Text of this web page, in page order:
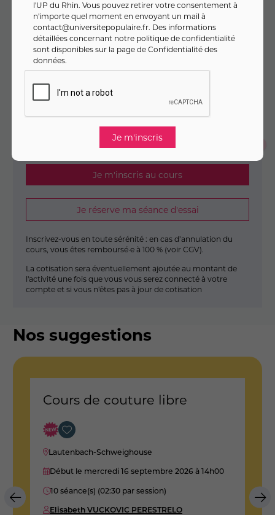
soit8,52€ / heure
PAIEMENT FRACTIONNÉ
Dès71 00 €
Montant total :
Je m'inscris en un seul clic
Je m'inscris au cours
Je réserve ma séance d'essai
Inscrivez-vous en toute sérénité : en cas d’annulation du
cours, vous êtes remboursé·e à 100 % (voir CGV).
La cotisation sera éventuellement ajoutée au montant de
l'activité une fois que vous vous serez connecté à votre
compte et si vous n'êtes pas à jour de cotisation
Nos suggestions
Cours de couture libre
Lautenbach-Schweighouse
Début le mercredi 16 septembre 2026 à 14h00
10 séance(s) (02:30 par session)
Elisabeth VUCKOVIC PERESTRELO
l'UP du Rhin. Vous pouvez retirer votre consentement à
n'importe quel moment en envoyant un mail à
contact@universitepopulaire.fr. Des informations
détaillées concernant notre politique de confidentialité
sont disponibles sur la page deConfidentialité des
données.